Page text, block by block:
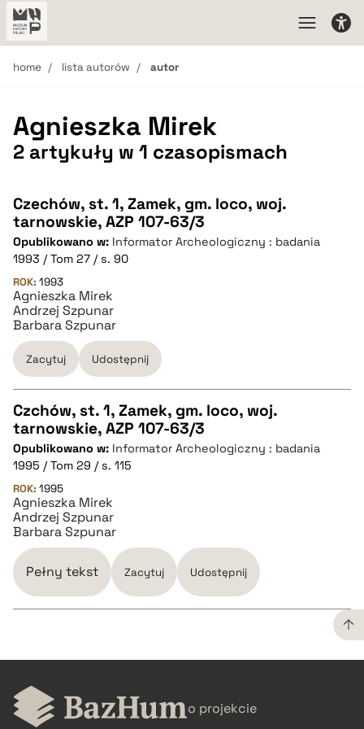
home lista autorów autor
Agnieszka Mirek
2 artykuły w 1 czasopismach
Czechów, st. 1, Zamek, gm. loco, woj.
tarnowskie, AZP 107-63/3
Opublikowano w: Informator Archeologiczny : badania
1993 / Tom 27 / s. 90
ROK: 1993
Agnieszka Mirek
Andrzej Szpunar
Barbara Szpunar
Zacytuj Udostępnij
CZYSTY TEKST
pobierz cytat
BIBTEX
pobierz cytat
Czchów, st. 1, Zamek, gm. loco, woj.
tarnowskie, AZP 107-63/3
Opublikowano w: Informator Archeologiczny : badania
1995 / Tom 29 / s. 115
ROK: 1995
Agnieszka Mirek
Andrzej Szpunar
Barbara Szpunar
Pełny tekst Zacytuj Udostępnij
CZYSTY TEKST
pobierz cytat o projekcie